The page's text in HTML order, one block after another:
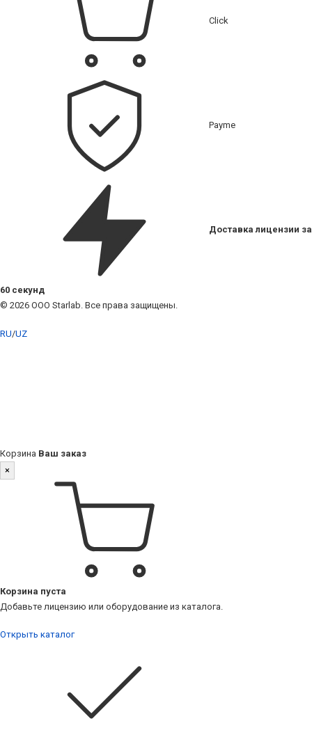
Click
Payme
Доставка лицензии за
60 секунд
© 2026 ООО Starlab. Все права защищены.
RU/UZ
Корзина Ваш заказ
×
Корзина пуста
Добавьте лицензию или оборудование из каталога.
Открыть каталог